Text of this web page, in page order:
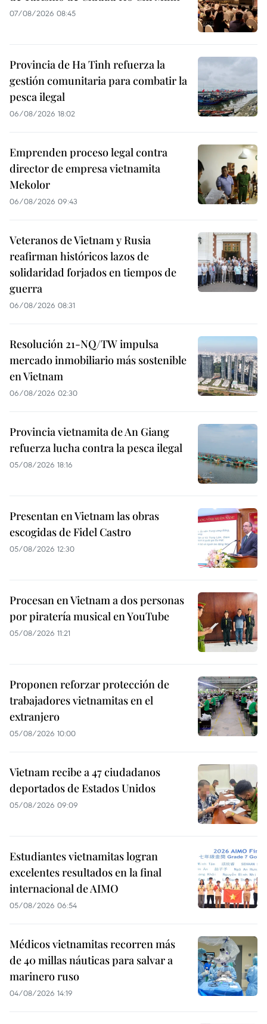
07/08/2026 08:45
Provincia de Ha Tinh refuerza la
gestión comunitaria para combatir la
pesca ilegal
06/08/2026 18:02
Emprenden proceso legal contra
director de empresa vietnamita
Mekolor
06/08/2026 09:43
Veteranos de Vietnam y Rusia
reafirman históricos lazos de
solidaridad forjados en tiempos de
guerra
06/08/2026 08:31
Resolución 21-NQ/TW impulsa
mercado inmobiliario más sostenible
en Vietnam
06/08/2026 02:30
Provincia vietnamita de An Giang
refuerza lucha contra la pesca ilegal
05/08/2026 18:16
Presentan en Vietnam las obras
escogidas de Fidel Castro
05/08/2026 12:30
Procesan en Vietnam a dos personas
por piratería musical en YouTube
05/08/2026 11:21
Proponen reforzar protección de
trabajadores vietnamitas en el
extranjero
05/08/2026 10:00
Vietnam recibe a 47 ciudadanos
deportados de Estados Unidos
05/08/2026 09:09
Estudiantes vietnamitas logran
excelentes resultados en la final
internacional de AIMO
05/08/2026 06:54
Médicos vietnamitas recorren más
de 40 millas náuticas para salvar a
marinero ruso
04/08/2026 14:19